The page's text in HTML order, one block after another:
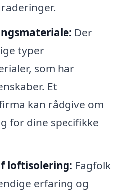
Der
typer
som har
Et
kan rådgive om
for dine specifikke
loftisolering: Fagfolk
erfaring og